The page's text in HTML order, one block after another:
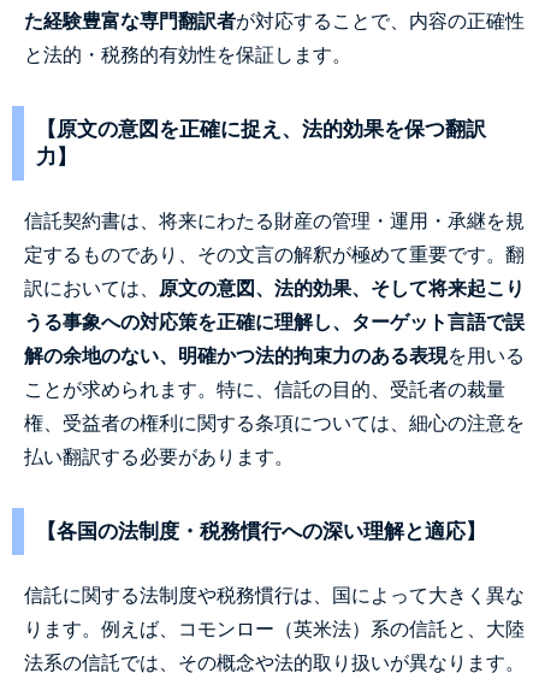
た経験豊富な専門翻訳者が対応することで、内容の正確性
と法的・税務的有効性を保証します。
【原文の意図を正確に捉え、法的効果を保つ翻訳
力】
信託契約書は、将来にわたる財産の管理・運用・承継を規
定するものであり、その文言の解釈が極めて重要です。翻
訳においては、
原文の意図、法的効果、そして将来起こり
うる事象への対応策を正確に理解し、ターゲット言語で誤
解の余地のない、明確かつ法的拘束力のある表現を用いる
ことが求められます。特に、信託の目的、受託者の裁量
権、受益者の権利に関する条項については、細心の注意を
払い翻訳する必要があります。
【各国の法制度・税務慣行への深い理解と適応】
信託に関する法制度や税務慣行は、国によって大きく異な
ります。例えば、コモンロー（英米法）系の信託と、大陸
法系の信託では、その概念や法的取り扱いが異なります。